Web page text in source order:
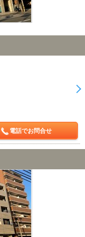
電話でお問合せ